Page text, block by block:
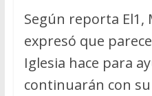
Según reporta El1,
expresó que
Iglesia hace para
continuarán con